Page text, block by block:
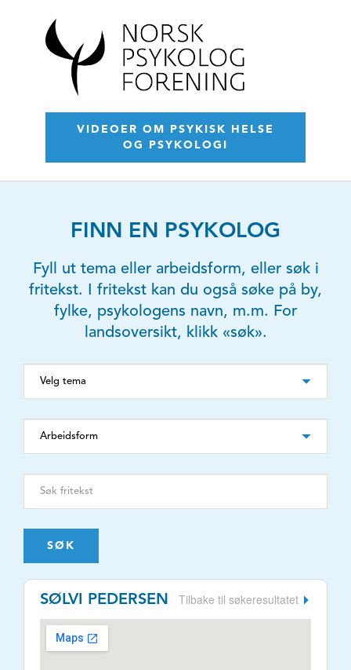
VIDEOER OM PSYKISK HELSE
OG PSYKOLOGI
FINN EN PSYKOLOG
Fyll ut tema eller arbeidsform, eller søk i
fritekst. I fritekst kan du også søke på by,
fylke, psykologens navn, m.m. For
landsoversikt, klikk «søk».
SØK
SØLVI PEDERSEN Tilbake til søkeresultatet